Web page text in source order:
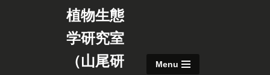
植物生態
学研究室
（山尾研
Menu